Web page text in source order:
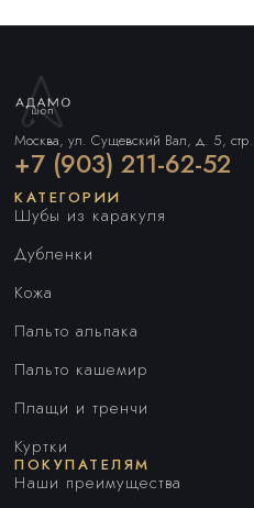
Москва, ул. Сущевский Вал, д. 5,
+7 (903) 211-62-52
КАТЕГОРИИ
Шубы из каракуля
Дубленки
Кожа
Пальто альпака
Пальто кашемир
Плащи и тренчи
Куртки
ПОКУПАТЕЛЯМ
Наши преимущества